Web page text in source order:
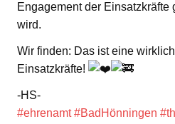
Engagement der Einsatzkräfte
wird.
Wir finden: Das ist eine
Einsatzkräfte!
-HS-
#ehrenamt #BadHönningen